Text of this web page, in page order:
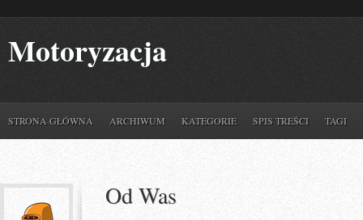
Motoryzacja
STRONA GŁÓWNA ARCHIWUM KATEGORIE SPIS TREŚCI TAGI
Od Was